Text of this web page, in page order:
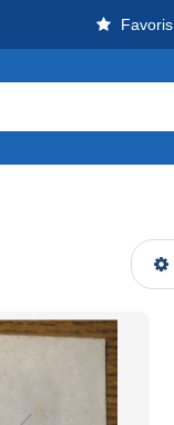
Favoris